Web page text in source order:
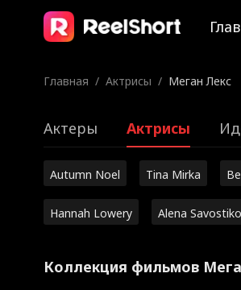
Главная / Актрисы / Меган Лекс
Актеры Актрисы
Autumn Noel Tina Mirka
Hannah Lowery Alena
Коллекция фильмов